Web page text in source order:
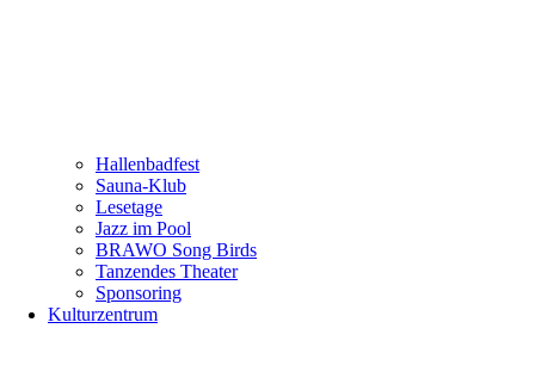
Hallenbadfest
Sauna-Klub
Lesetage
Jazz im Pool
BRAWO Song Birds
Tanzendes Theater
Sponsoring
Kulturzentrum